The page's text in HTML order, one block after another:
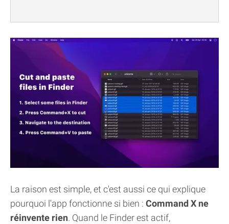
La raison est simple, et c'est aussi ce qui explique
pourquoi l'app fonctionne si bien : Command X ne
réinvente rien. Quand le Finder est actif,